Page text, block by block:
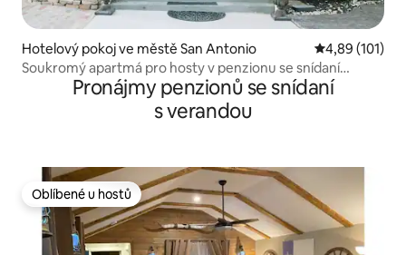
Hotelový pokoj ve městě San Antonio Průměrné
4,89 (101)
Soukromý apartmá pro hosty v penzionu se snídaní
s výhledem na Riverwalk
Pronájmy penzionů se snídaní
s verandou
Oblíbené u hostů
Oblíbené u hostů